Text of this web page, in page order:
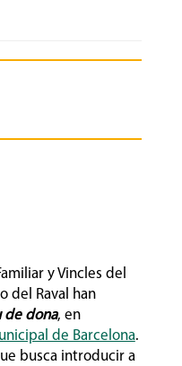
y Vincles del
del Raval han
de dona, en
de Barcelona.
busca introducir a